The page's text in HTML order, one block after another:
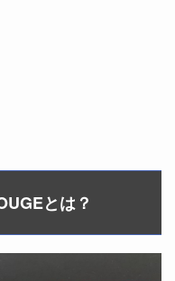
とは？